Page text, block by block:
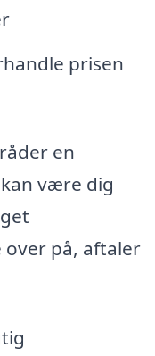
prisen
en
være dig
på, aftaler